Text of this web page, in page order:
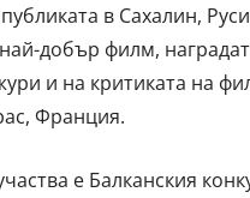
в Сахалин,
добър филм,
и на критиката на
Франция.
е Балканския